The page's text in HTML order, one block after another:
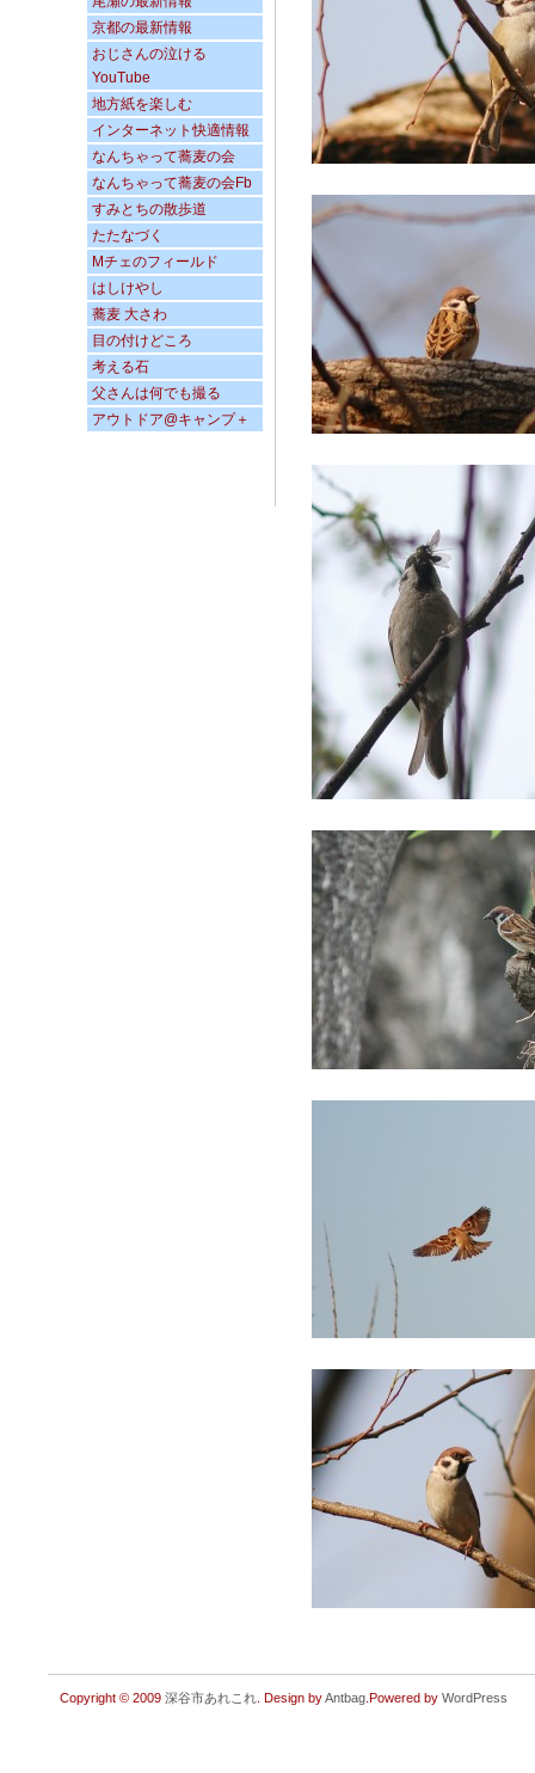
京都の最新情報
おじさんの泣ける
YouTube
地方紙を楽しむ
インターネット快適情報
なんちゃって蕎麦の会
なんちゃって蕎麦の会Fb
すみとちの散歩道
たたなづく
Mチェのフィールド
はしけやし
蕎麦 大さわ
目の付けどころ
考える石
父さんは何でも撮る
アウトドア@キャンプ＋
Copyright © 2009 深谷市あれこれ . Design byAntbag .Powered by WordPress